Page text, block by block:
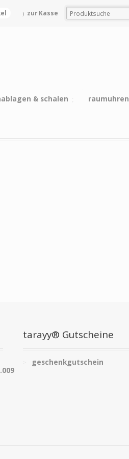
zur Kasse
& schalen raumuhren
tarayy® Gutscheine
geschenkgutschein